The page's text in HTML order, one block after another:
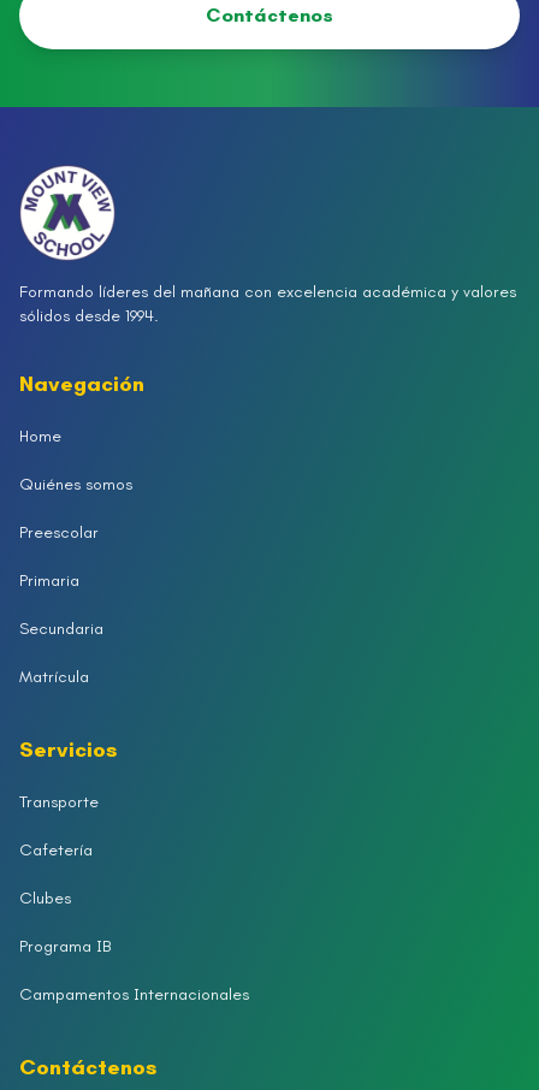
Contáctenos
Formando líderes del mañana con excelencia académica y valores
sólidos desde 1994.
Navegación
Home
Quiénes somos
Preescolar
Primaria
Secundaria
Matrícula
Servicios
Transporte
Cafetería
Clubes
Programa IB
Campamentos Internacionales
Contáctenos